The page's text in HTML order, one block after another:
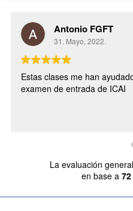
Antonio FGFT
31. Mayo, 2022.
Estas clases me han
examen de entrada de ICAI
La evaluación
en base a